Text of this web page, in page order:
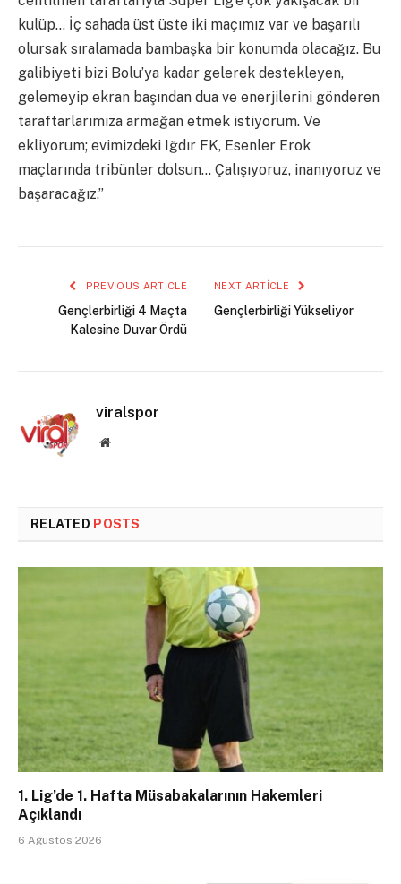
kulüp… İç sahada üst üste iki maçımız var ve başarılı
olursak sıralamada bambaşka bir konumda olacağız. Bu
galibiyeti bizi Bolu’ya kadar gelerek destekleyen,
gelemeyip ekran başından dua ve enerjilerini gönderen
taraftarlarımıza armağan etmek istiyorum. Ve
ekliyorum; evimizdeki Iğdır FK, Esenler Erok
maçlarında tribünler dolsun… Çalışıyoruz, inanıyoruz ve
başaracağız.”
PREVIOUS ARTICLE
Gençlerbirliği 4 Maçta
Kalesine Duvar Ördü
NEXT ARTICLE
Gençlerbirliği Yükseliyor
viralspor
Website
RELATED POSTS
1. Lig’de 1. Hafta Müsabakalarının Hakemleri
Açıklandı
6 Ağustos 2026